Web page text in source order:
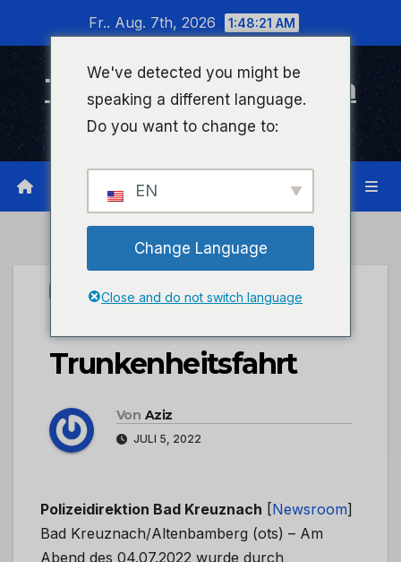
wechseln
Fr.. Aug. 7th, 2026 1:48:21 AM
Timeline Bad Kreuznach
Infonetzwerk für Bad Kreuznach
UNCATEGORIZED
POL-PDKH:
Trunkenheitsfahrt
Von Aziz
JULI 5, 2022
Polizeidirektion Bad Kreuznach [Newsroom]
Bad Kreuznach/Altenbamberg (ots) – Am
Abend des 04.07.2022 wurde durch
We've detected you might be
speaking a different language.
Do you want to change to:
EN
Change Language
Close and do not switch language